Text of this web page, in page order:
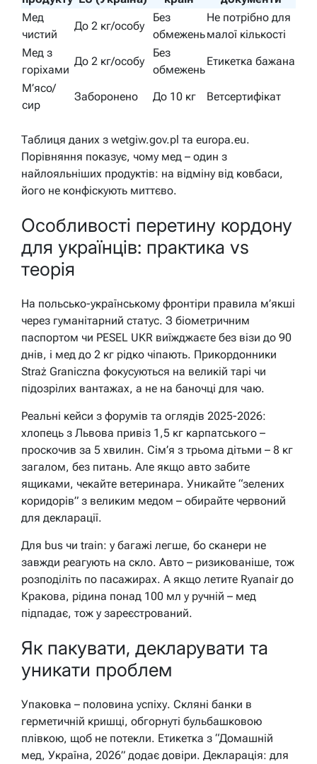
Мед
чистий
До 2 кг/особу
Без
обмежень
Не потрібно для
малої кількості
Мед з
горіхами
До 2 кг/особу
Без
обмежень
Етикетка бажана
М’ясо/
сир
Заборонено До 10 кг Ветсертифікат
Таблиця даних з wetgiw.gov.pl та europa.eu.
Порівняння показує, чому мед – один з
найлояльніших продуктів: на відміну від ковбаси,
його не конфіскують миттєво.
Особливості перетину кордону
для українців: практика vs
теорія
На польсько-українському фронтіри правила м’якші
через гуманітарний статус. З біометричним
паспортом чи PESEL UKR виїжджаєте без візи до 90
днів, і мед до 2 кг рідко чіпають. Прикордонники
Straż Graniczna фокусуються на великій тарі чи
підозрілих вантажах, а не на баночці для чаю.
Реальні кейси з форумів та оглядів 2025-2026:
хлопець з Львова привіз 1,5 кг карпатського –
проскочив за 5 хвилин. Сім’я з трьома дітьми – 8 кг
загалом, без питань. Але якщо авто забите
ящиками, чекайте ветеринара. Уникайте “зелених
коридорів” з великим медом – обирайте червоний
для декларації.
Для bus чи train: у багажі легше, бо сканери не
завжди реагують на скло. Авто – ризикованіше, тож
розподіліть по пасажирах. А якщо летите Ryanair до
Кракова, рідина понад 100 мл у ручній – мед
підпадає, тож у зареєстрований.
Як пакувати, декларувати та
уникати проблем
Упаковка – половина успіху. Скляні банки в
герметичній кришці, обгорнуті бульбашковою
плівкою, щоб не потекли. Етикетка з “Домашній
мед, Україна, 2026” додає довіри. Декларація: для